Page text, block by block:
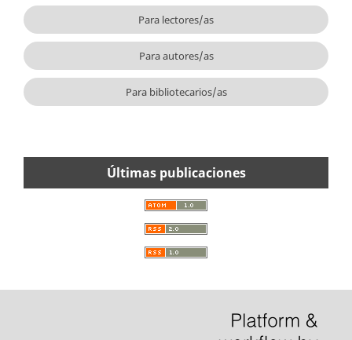
Para lectores/as
Para autores/as
Para bibliotecarios/as
Últimas publicaciones